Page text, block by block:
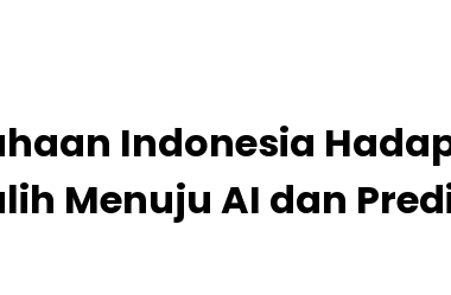
Indonesia
Menuju AI dan